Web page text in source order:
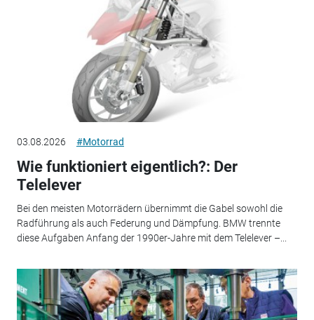
03.08.2026 #Motorrad
Wie funktioniert eigentlich?: Der
Telelever
Bei den meisten Motorrädern übernimmt die Gabel sowohl die
Radführung als auch Federung und Dämpfung. BMW trennte
diese Aufgaben Anfang der 1990er-Jahre mit dem Telelever –...